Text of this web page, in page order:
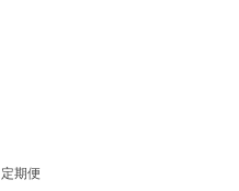
定期便